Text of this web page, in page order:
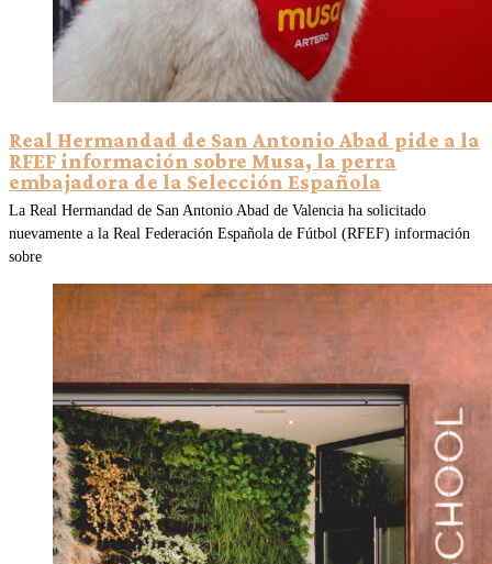
Real Hermandad de San Antonio Abad pide a la
RFEF información sobre Musa, la perra
embajadora de la Selección Española
La Real Hermandad de San Antonio Abad de Valencia ha solicitado
nuevamente a la Real Federación Española de Fútbol (RFEF) información
sobre